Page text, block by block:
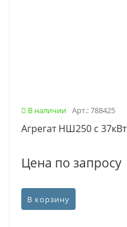
В наличии Арт.: 788425
Агрегат НШ250 с 37кВт
Цена по запросу
В корзину